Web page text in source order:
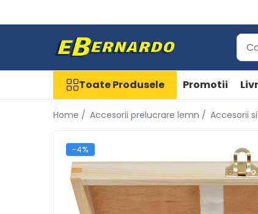
Toate Produsele
Fierastraie pentru metal
Ferastraie mobile pentru metal
Fierastraie prelucrare metal
Ferastraie circulare pentru metal
Dispozitive de sudare pentru
panze panglica
Ferastraie automate cu banda si
Toate Produsele Promotii
Home / Accesorii prelucrare lemn / Accesorii
-4%